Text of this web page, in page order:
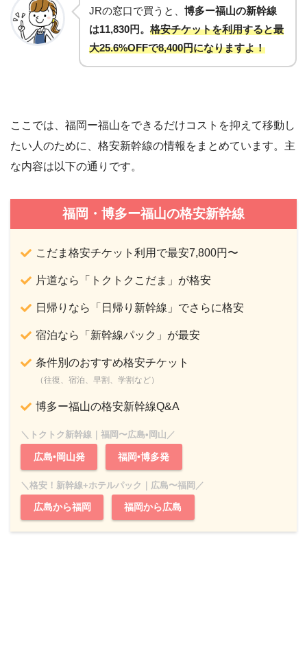
JRの窓口で買うと、 博多ー福山の新幹線
は11,830円。 格安チケットを利用すると最
大25.6%OFFで8,400円になりますよ！
ここでは、福岡ー福山をできるだけコストを抑えて移動し
たい人のために、格安新幹線の情報をまとめています。主
な内容は以下の通りです。
福岡・博多ー福山の格安新幹線
こだま格安チケット利用で最安7,800円〜
片道なら「トクトクこだま」が格安
日帰りなら「日帰り新幹線」でさらに格安
宿泊なら「新幹線パック」が最安
条件別のおすすめ格安チケット
（往復、宿泊、早割、学割など）
博多ー福山の格安新幹線Q&A
＼トクトク新幹線｜福岡〜広島•岡山／
広島•岡山発 福岡•博多発
＼格安！新幹線+ホテルパック｜広島〜福岡／
広島から福岡 福岡から広島